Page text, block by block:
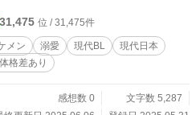
31,475 位 / 31,475件
メン 溺愛 現代BL
現代日本
格差あり
感想数 0
文字数 5,287